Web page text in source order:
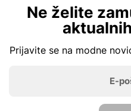
Ne želite
Prijavite se na modne
E-